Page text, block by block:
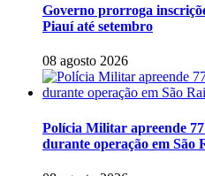
Governo prorroga
Piauí até setembro
08 agosto 2026
Polícia Militar apreende
durante operação em São